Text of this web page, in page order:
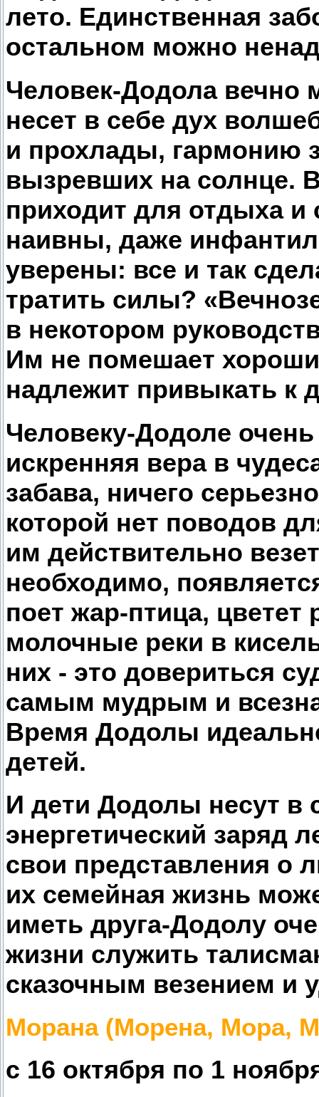
лето. Единственная
остальном можно
Человек-Додола вечно
несет в себе дух
и прохлады, гармонию
вызревших на солнце.
приходит для отдыха
наивны, даже
уверены: все и так
тратить силы?
в некотором
Им не помешает
надлежит привыкать к
Человеку-Додоле
искренняя вера в
забава, ничего
которой нет поводов
им действительно
необходимо,
поет жар-птица, цветет
молочные реки в
них - это довериться
самым мудрым и
Время Додолы
детей.
И дети Додолы несут в
энергетический заряд
свои представления о
их семейная жизнь
иметь друга-Додолу
жизни служить
сказочным везением и
Морана (Морена, Мора,
с 16 октября по 1